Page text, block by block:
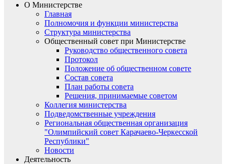
О Министерстве
Главная
Полномочия и функции министерства
Структура министерства
Общественный совет при Министерстве
Руководство общественного совета
Протокол
Положение об общественном совете
Состав совета
План работы совета
Решения, принимаемые советом
Коллегия министерства
Подведомственные учреждения
Региональная общественная организация
"Олимпийский совет Карачаево-Черкесской
Республики"
Новости
Деятельность